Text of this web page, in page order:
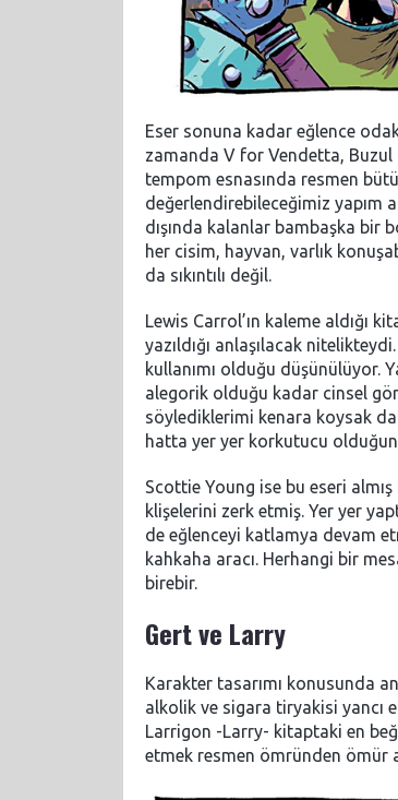
Eser sonuna kadar eğlence
zamanda V for Vendetta, Buzul
tempom esnasında resmen
değerlendirebileceğimiz yapım
dışında kalanlar bambaşka bir
her cisim, hayvan, varlık
da sıkıntılı değil.
Lewis Carrol’ın kaleme aldığı
yazıldığı anlaşılacak
kullanımı olduğu düşünülüyor.
alegorik olduğu kadar cinsel
söylediklerimi kenara koysak
hatta yer yer korkutucu
Scottie Young ise bu eseri
klişelerini zerk etmiş. Yer yer
de eğlenceyi katlamya devam
kahkaha aracı. Herhangi bir
birebir.
Gert ve Larry
Karakter tasarımı konusunda
alkolik ve sigara tiryakisi yancı
Larrigon -Larry- kitaptaki en
etmek resmen ömründen ömür